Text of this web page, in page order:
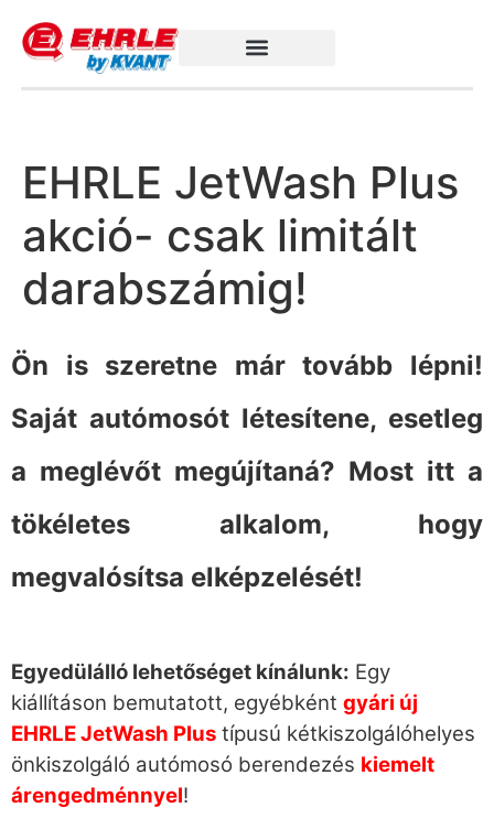
EHRLE JetWash Plus
akció- csak limitált
darabszámig!
Ön is szeretne már tovább lépni!
Saját autómosót létesítene, esetleg
a meglévőt megújítaná? Most itt a
tökéletes alkalom, hogy
megvalósítsa elképzelését!
Egyedülálló lehetőséget kínálunk: Egy
kiállításon bemutatott, egyébként gyári új
EHRLE JetWash Plus típusú kétkiszolgálóhelyes
önkiszolgáló autómosó berendezés kiemelt
árengedménnyel!